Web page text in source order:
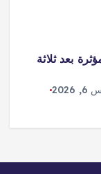
المصري»…
بانتقال